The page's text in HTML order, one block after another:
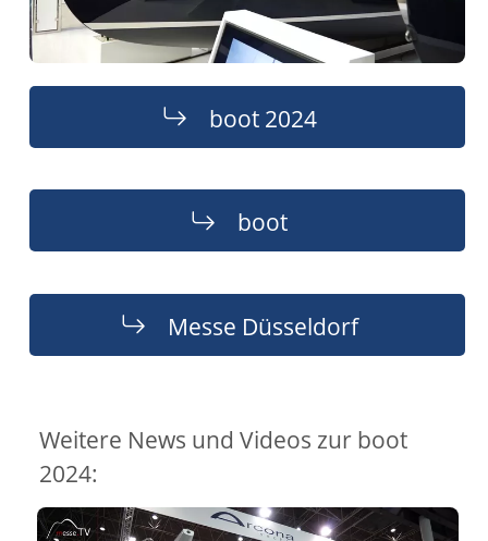
boot 2024
boot
Messe Düsseldorf
Weitere News und Videos zur boot
2024: